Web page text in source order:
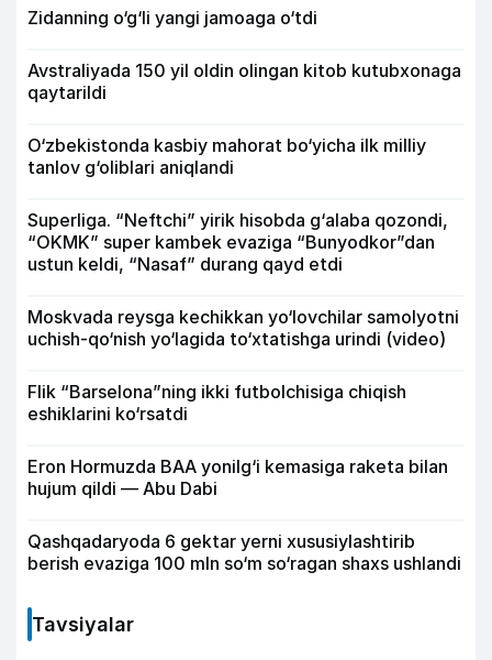
Zidanning o‘g‘li yangi jamoaga o‘tdi
Avstraliyada 150 yil oldin olingan kitob kutubxonaga
qaytarildi
O‘zbekistonda kasbiy mahorat bo‘yicha ilk milliy
tanlov g‘oliblari aniqlandi
Superliga. “Neftchi” yirik hisobda g‘alaba qozondi,
“OKMK” super kambek evaziga “Bunyodkor”dan
ustun keldi, “Nasaf” durang qayd etdi
Moskvada reysga kechikkan yo‘lovchilar samolyotni
uchish-qo‘nish yo‘lagida to‘xtatishga urindi (video)
Flik “Barselona”ning ikki futbolchisiga chiqish
eshiklarini ko‘rsatdi
Eron Hormuzda BAA yonilg‘i kemasiga raketa bilan
hujum qildi — Abu Dabi
Qashqadaryoda 6 gektar yerni xususiylashtirib
berish evaziga 100 mln so‘m so‘ragan shaxs ushlandi
Tavsiyalar